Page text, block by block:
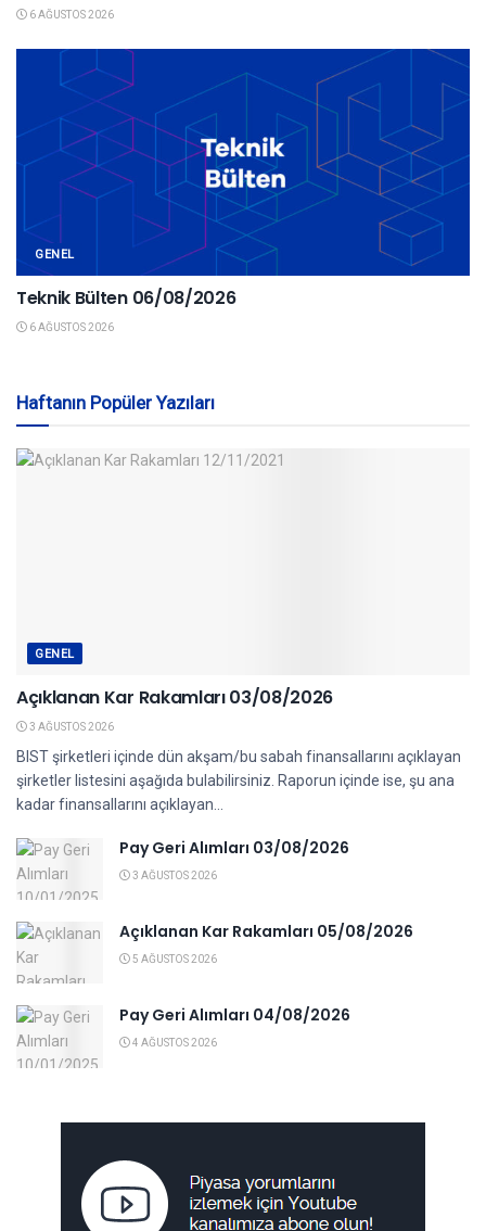
6 AĞUSTOS 2026
GENEL
Teknik Bülten 06/08/2026
6 AĞUSTOS 2026
Haftanın Popüler Yazıları
GENEL
Açıklanan Kar Rakamları 03/08/2026
3 AĞUSTOS 2026
BIST şirketleri içinde dün akşam/bu sabah finansallarını açıklayan
şirketler listesini aşağıda bulabilirsiniz. Raporun içinde ise, şu ana
kadar finansallarını açıklayan...
Pay Geri Alımları 03/08/2026
3 AĞUSTOS 2026
Açıklanan Kar Rakamları 05/08/2026
5 AĞUSTOS 2026
Pay Geri Alımları 04/08/2026
4 AĞUSTOS 2026